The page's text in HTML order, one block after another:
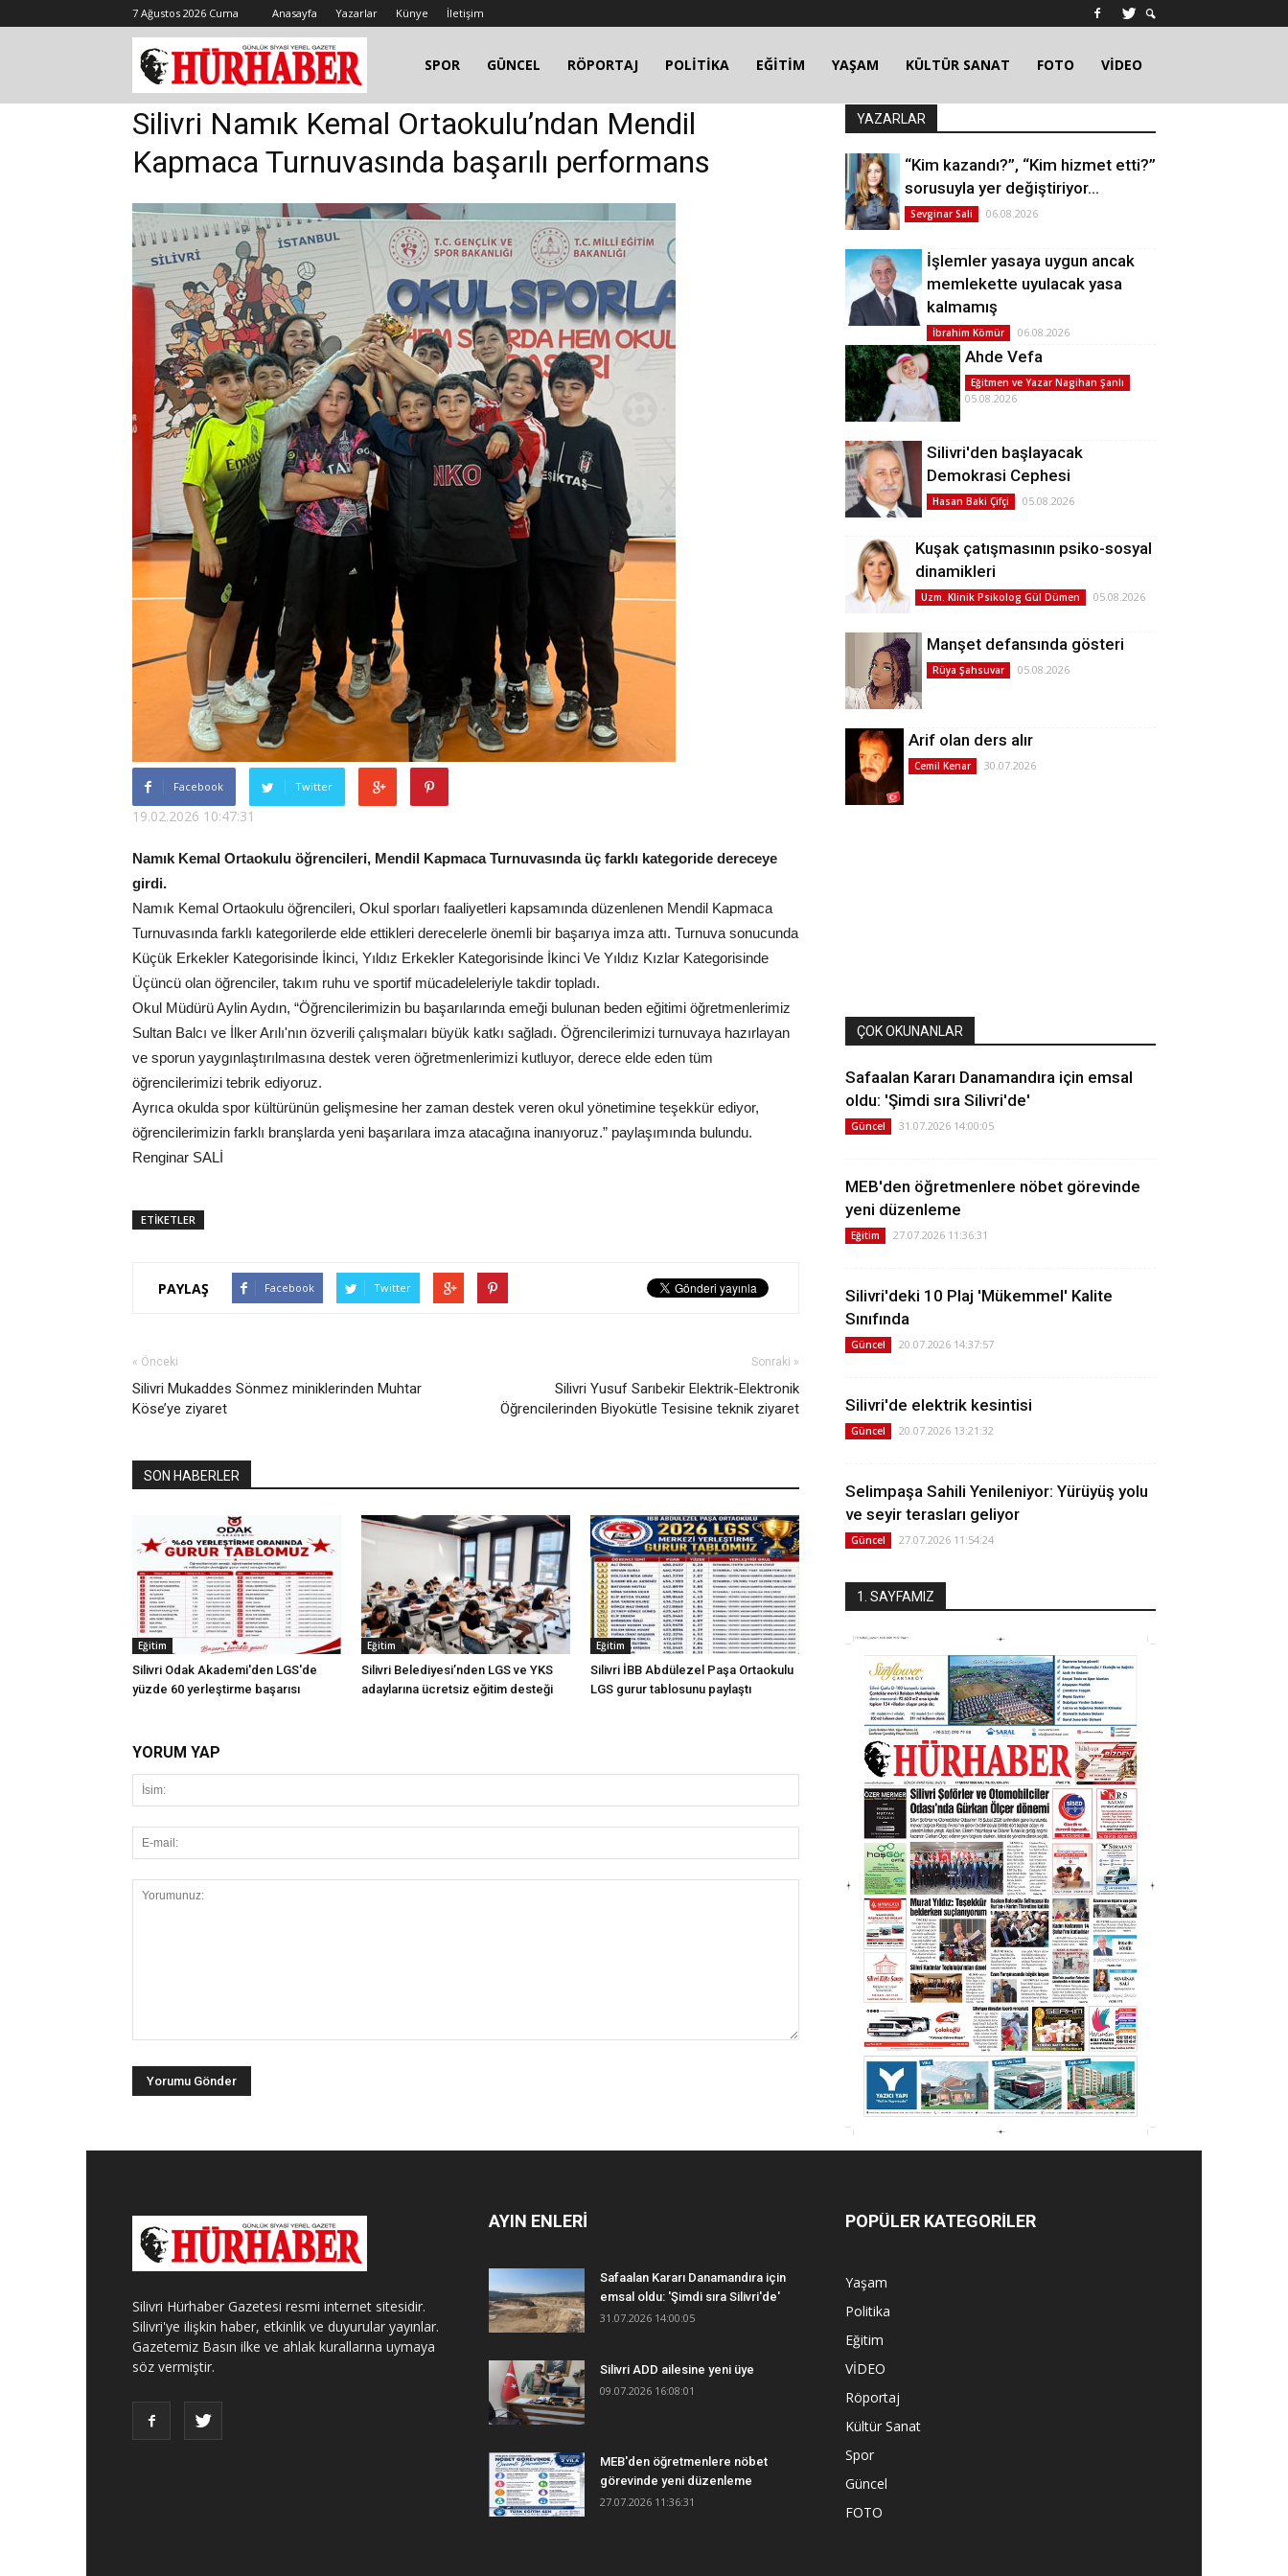
7 Ağustos 2026 Cuma Anasayfa Yazarlar Künye İletişim
SPOR GÜNCEL RÖPORTAJ POLİTİKA EĞİTİM YAŞAM KÜLTÜR SANAT FOTO VİDEO
Silivri Namık Kemal Ortaokulu’ndan Mendil
Kapmaca Turnuvasında başarılı performans
Facebook Twitter
19.02.2026 10:47:31
Namık Kemal Ortaokulu öğrencileri, Mendil Kapmaca Turnuvasında üç farklı kategoride dereceye
girdi.
Namık Kemal Ortaokulu öğrencileri, Okul sporları faaliyetleri kapsamında düzenlenen Mendil Kapmaca
Turnuvasında farklı kategorilerde elde ettikleri derecelerle önemli bir başarıya imza attı. Turnuva sonucunda
Küçük Erkekler Kategorisinde İkinci, Yıldız Erkekler Kategorisinde İkinci Ve Yıldız Kızlar Kategorisinde
Üçüncü olan öğrenciler, takım ruhu ve sportif mücadeleleriyle takdir topladı.
Okul Müdürü Aylin Aydın, “Öğrencilerimizin bu başarılarında emeği bulunan beden eğitimi öğretmenlerimiz
Sultan Balcı ve İlker Arılı'nın özverili çalışmaları büyük katkı sağladı. Öğrencilerimizi turnuvaya hazırlayan
ve sporun yaygınlaştırılmasına destek veren öğretmenlerimizi kutluyor, derece elde eden tüm
öğrencilerimizi tebrik ediyoruz.
Ayrıca okulda spor kültürünün gelişmesine her zaman destek veren okul yönetimine teşekkür ediyor,
öğrencilerimizin farklı branşlarda yeni başarılara imza atacağına inanıyoruz.” paylaşımında bulundu.
Renginar SALİ
ETİKETLER
PAYLAŞ Facebook Twitter
« Önceki
Silivri Mukaddes Sönmez miniklerinden Muhtar
Köse’ye ziyaret
Sonraki »
Silivri Yusuf Sarıbekir Elektrik-Elektronik
Öğrencilerinden Biyokütle Tesisine teknik ziyaret
SON HABERLER
Eğitim
Silivri Odak Akademi'den LGS'de
yüzde 60 yerleştirme başarısı
Eğitim
Silivri Belediyesi’nden LGS ve YKS
adaylarına ücretsiz eğitim desteği
Eğitim
Silivri İBB Abdülezel Paşa Ortaokulu
LGS gurur tablosunu paylaştı
YORUM YAP
YAZARLAR
“Kim kazandı?”, “Kim hizmet etti?”
sorusuyla yer değiştiriyor…
Sevginar Sali 06.08.2026
İşlemler yasaya uygun ancak
memlekette uyulacak yasa
kalmamış
İbrahim Kömür 06.08.2026
Ahde Vefa
Eğitmen ve Yazar Nagihan Şanlı
05.08.2026
Silivri'den başlayacak
Demokrasi Cephesi
Hasan Baki Çifçi 05.08.2026
Kuşak çatışmasının psiko-sosyal
dinamikleri
Uzm. Klinik Psikolog Gül Dümen 05.08.2026
Manşet defansında gösteri
Rüya Şahsuvar 05.08.2026
Arif olan ders alır
Cemil Kenar 30.07.2026
ÇOK OKUNANLAR
Safaalan Kararı Danamandıra için emsal
oldu: 'Şimdi sıra Silivri'de'
Güncel 31.07.2026 14:00:05
MEB'den öğretmenlere nöbet görevinde
yeni düzenleme
Eğitim 27.07.2026 11:36:31
Silivri'deki 10 Plaj 'Mükemmel' Kalite
Sınıfında
Güncel 20.07.2026 14:37:57
Silivri'de elektrik kesintisi
Güncel 20.07.2026 13:21:32
Selimpaşa Sahili Yenileniyor: Yürüyüş yolu
ve seyir terasları geliyor
Güncel 27.07.2026 11:54:24
1. SAYFAMIZ
Silivri Hürhaber Gazetesi resmi internet sitesidir.
Silivri'ye ilişkin haber, etkinlik ve duyurular yayınlar.
Gazetemiz Basın ilke ve ahlak kurallarına uymaya
söz vermiştir.
AYIN ENLERİ
Safaalan Kararı Danamandıra için
emsal oldu: 'Şimdi sıra Silivri'de'
31.07.2026 14:00:05
Silivri ADD ailesine yeni üye
09.07.2026 16:08:01
MEB'den öğretmenlere nöbet
görevinde yeni düzenleme
27.07.2026 11:36:31
POPÜLER KATEGORİLER
Yaşam
Politika
Eğitim
VİDEO
Röportaj
Kültür Sanat
Spor
Güncel
FOTO